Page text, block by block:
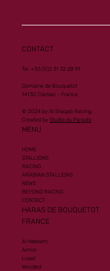
CONTACT
Tel. +33 (0)2 31 32 28 91
Domaine de Bouquetot
14130 Clarbec - France
© 2024 by Al Shaqab Racing.
Created by Studio du Paradis
MENU
HOME
STALLIONS
RACING
ARABIAN STALLIONS
NEWS
BEYOND RACING
CONTACT
HARAS DE BOUQUETOT
FRANCE
Al Hakeem
Armor
Lusail
Wooded